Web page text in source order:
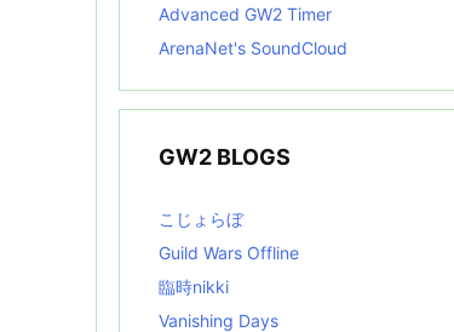
Advanced GW2 Timer
ArenaNet's SoundCloud
GW2 BLOGS
こじょらぼ
Guild Wars Offline
臨時nikki
Vanishing Days